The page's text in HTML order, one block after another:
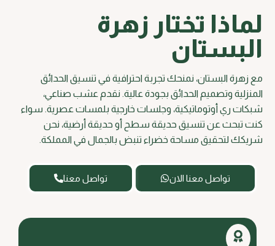
لماذا تختار زهرة
البستان
مع زهرة البستان، نمنحك تجربة احترافية في تنسيق الحدائق
المنزلية وتصميم الحدائق بجودة عالية. نقدم عشب صناعي،
شبكات ري أوتوماتيكية، وجلسات خارجية بلمسات عصرية. سواء
كنت تبحث عن تنسيق حديقة سطح أو حديقة أرضية، نحن
شريكك لتحقيق مساحة خضراء تنبض بالجمال في المملكة.
تواصل معنا الان تواصل معنا